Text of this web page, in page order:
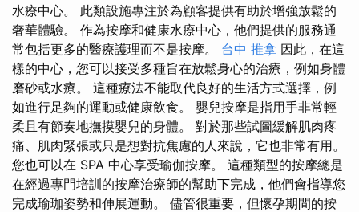
水療中心。 此類設施專注於為顧客提供有助於增強放鬆的
奢華體驗。 作為按摩和健康水療中心，他們提供的服務通
常包括更多的醫療護理而不是按摩。 台中 推拿 因此，在這
樣的中心，您可以接受多種旨在放鬆身心的治療，例如身體
磨砂或水療。 這種療法不能取代良好的生活方式選擇，例
如進行足夠的運動或健康飲食。 嬰兒按摩是指用手非常輕
柔且有節奏地撫摸嬰兒的身體。 對於那些試圖緩解肌肉疼
痛、肌肉緊張或只是想對抗焦慮的人來說，它也非常有用。
您也可以在 SPA 中心享受瑜伽按摩。 這種類型的按摩總是
在經過專門培訓的按摩治療師的幫助下完成，他們會指導您
完成瑜珈姿勢和伸展運動。 儘管很重要，但懷孕期間的按